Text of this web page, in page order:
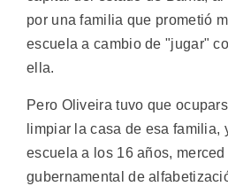
por una familia que prometió
escuela a cambio de "jugar"
ella.
Pero Oliveira tuvo que
limpiar la casa de esa familia,
escuela a los 16 años,
gubernamental de